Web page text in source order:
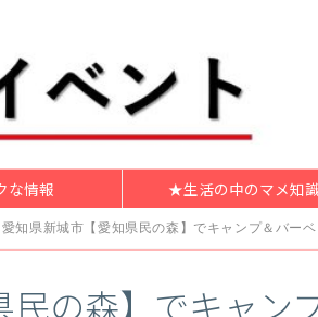
な情報 ★生活の中のマメ知
愛知県新城市【愛知県民の森】でキャンプ＆バー